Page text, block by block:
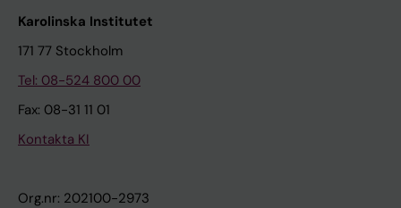
Karolinska Institutet
171 77 Stockholm
Tel: 08-524 800 00
Fax: 08-31 11 01
Kontakta KI
Org.nr: 202100-2973